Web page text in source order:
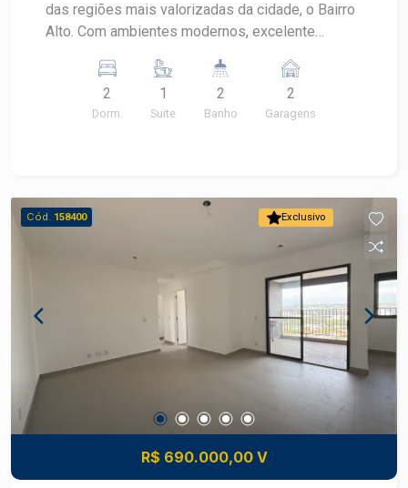
das regiões mais valorizadas da cidade, o Bairro
Alto. Com ambientes modernos, excelente
imóvel oferece conforto, praticidade e um
condomínio com lazer completo para toda a
família. - 77 m² de área útil - Sala para 2
ventilados - Apartamento novo O condomínio
oferece: - Piscina - Salão de festas - Espaço
gourmet - Sala de jogos - Brinquedoteca - Sala
para quem busca morar com conforto, segurança
e lazer completo em uma localização privilegiada
do Bairro Alto. Agende a sua visita com um
corretor especialista.
2
Dorm.
1
Suite
2
Banho
2
Garagens
Exclusivo
Cód. 158400
R$ 690.000,00 V